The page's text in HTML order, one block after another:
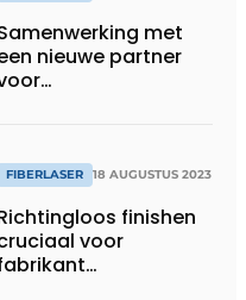
met
nieuwe partner
FIBERLASER 18 AUGUSTUS 2023
finishen
voor